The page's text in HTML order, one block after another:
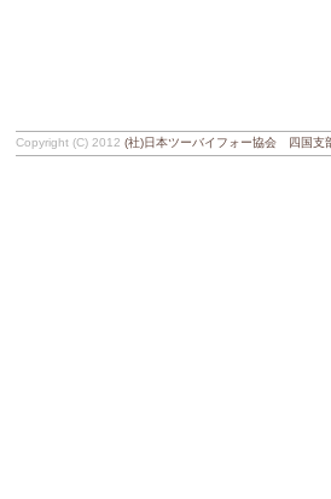
Copyright (C) 2012 (社)日本ツーバイフォー協会 四国支